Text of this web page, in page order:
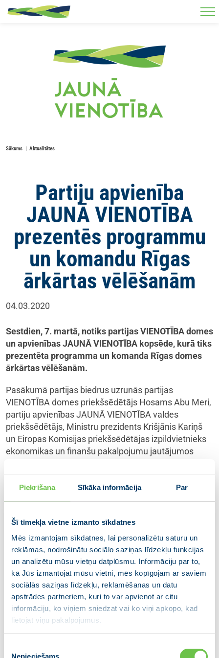
Piekrišana Sīkāka informācija Par
Šī tīmekļa vietne izmanto sīkdatnes
Mēs izmantojam sīkdatnes, lai personalizētu saturu un
reklāmas, nodrošinātu sociālo saziņas līdzekļu funkcijas
un analizētu mūsu vietņu datplūsmu. Informāciju par to,
kā Jūs izmantojat mūsu vietni, mēs kopīgojam ar saviem
sociālās saziņas līdzekļu, reklamēšanas un datu
apstrādes partneriem, kuri to var apvienot ar citu
informāciju, ko viņiem sniedzat vai ko viņi apkopo, kad
lietojat viņu pakalpojumus.
Nepieciešams
Skip to main content
Sākums Aktualitātes
Partiju apvienība
JAUNĀ VIENOTĪBA
prezentēs programmu
un komandu Rīgas
ārkārtas vēlēšanām
04.03.2020
Sestdien, 7. martā, notiks partijas VIENOTĪBA domes
un apvienības JAUNĀ VIENOTĪBA kopsēde, kurā tiks
prezentēta programma un komanda Rīgas domes
ārkārtas vēlēšanām.
Pasākumā partijas biedrus uzrunās partijas
VIENOTĪBA domes priekšsēdētājs Hosams Abu Meri,
partiju apvienības JAUNĀ VIENOTĪBA valdes
priekšsēdētājs, Ministru prezidents Krišjānis Kariņš
un Eiropas Komisijas priekšsēdētājas izpildvietnieks
ekonomikas un finanšu pakalpojumu jautājumos
Ar partiju apvienības JAUNĀ VIENOTĪBA programmu
mēra amata kandidāts, partijas VIENOTĪBA Rīgas
nodaļas vadītājs Vilnis Ķirsis.
Mediju ievērībai!
JAUNĀS VIENOTĪBAS sanāksme notiks 7. martā, pl.
10:00 – 12:00, Latvijas Nacionālās bibliotēkas kores
stāva zālē (11. stāvā). Ņemot vērā, ka ir
nepieciešams pieteikt ieejas kartes, lūdzam mediju
pārstāvjus iepriekš reģistrēt savu dalību, sūtot
zvanot pa tālruni +371 67205472.